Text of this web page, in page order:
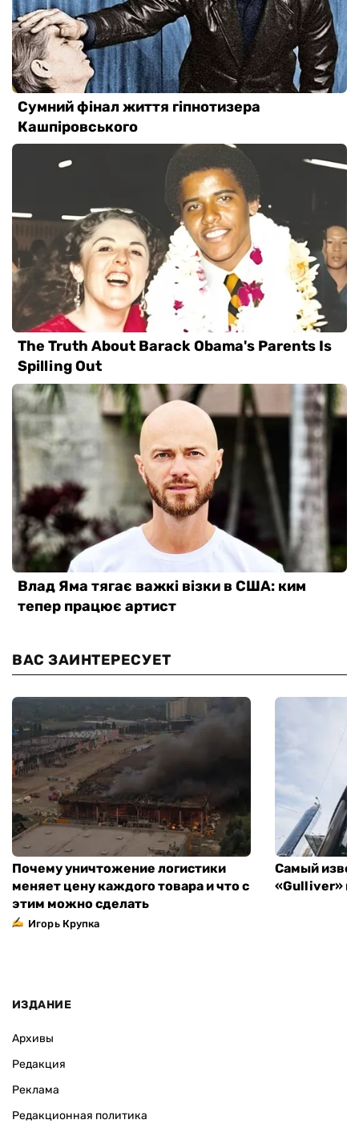
ВАС ЗАИНТЕРЕСУЕТ
Почему уничтожение логистики
меняет цену каждого товара и что с
этим можно сделать
Игорь Крупка
Самый
«Gulliver»
ИЗДАНИЕ
Архивы
Редакция
Реклама
Редакционная политика